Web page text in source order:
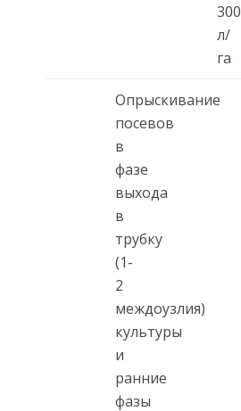
300
л/
га
Опрыскивание
посевов
в
фазе
выхода
в
трубку
(1-
2
междоузлия)
культуры
и
ранние
фазы